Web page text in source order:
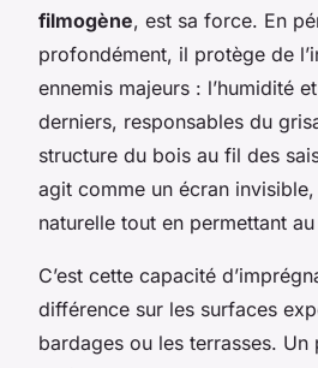
filmogène, est sa force. En
profondément, il protège de
ennemis majeurs : l’humidité
derniers, responsables du
structure du bois au fil des
agit comme un écran
naturelle tout en permettant
C’est cette capacité
différence sur les surfaces
bardages ou les terrasses.